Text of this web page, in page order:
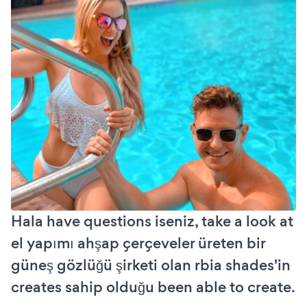
Hala have questions iseniz, take a look at
el yapımı ahşap çerçeveler üreten bir
güneş gözlüğü şirketi olan rbia shades'in
creates sahip olduğu been able to create.